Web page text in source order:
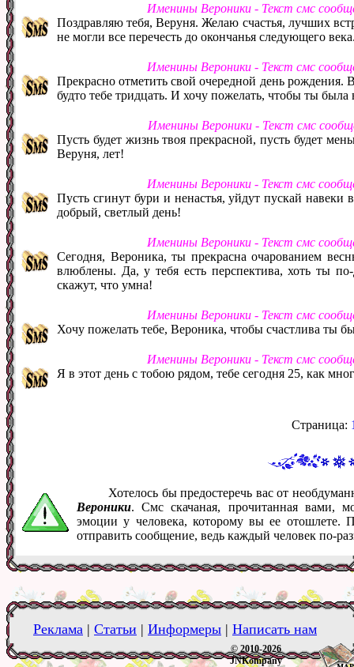
Именины Вероники - Текст смс
Поздравляю тебя, Веруня. Желаю счастья, лучших
не могли все перечесть до окончанья следующего
Именины Вероники - Текст смс
Прекрасно отметить свой очередной день рождения.
будто тебе тридцать. И хочу пожелать, чтобы ты
Именины Вероники - Текст смс
Пусть будет жизнь твоя прекрасной, пусть будет
Веруня, лет!
Именины Вероники - Текст смс
Пусть сгинут бури и ненастья, уйдут пускай
добрый, светлый день!
Именины Вероники - Текст смс
Сегодня, Вероника, ты прекрасна очарованием
влюблены. Да, у тебя есть перспектива, хоть ты
скажут, что умна!
Именины Вероники - Текст смс
Хочу пожелать тебе, Вероника, чтобы счастлива ты
Именины Вероники - Текст смс
Я в этот день с тобою рядом, тебе сегодня 25, как
Страница:
Хотелось бы предостеречь вас от
Вероники. Смс скачаная, прочитанная вами,
эмоции у человека, которому вы ее отошлете.
отправить сообщение, ведь каждый человек по-
Реклама | Статьи | Информеры | Написать нам
© 2010-2026
JNKompany